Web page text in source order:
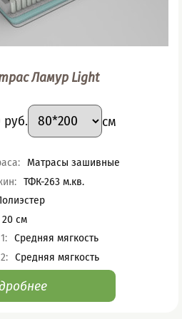
Ламур Light
руб.
Подобрать вариант
Размер:
см
: Матрасы зашивные
: ТФК-263 м.кв.
20 см
: Средняя мягкость
: Средняя мягкость